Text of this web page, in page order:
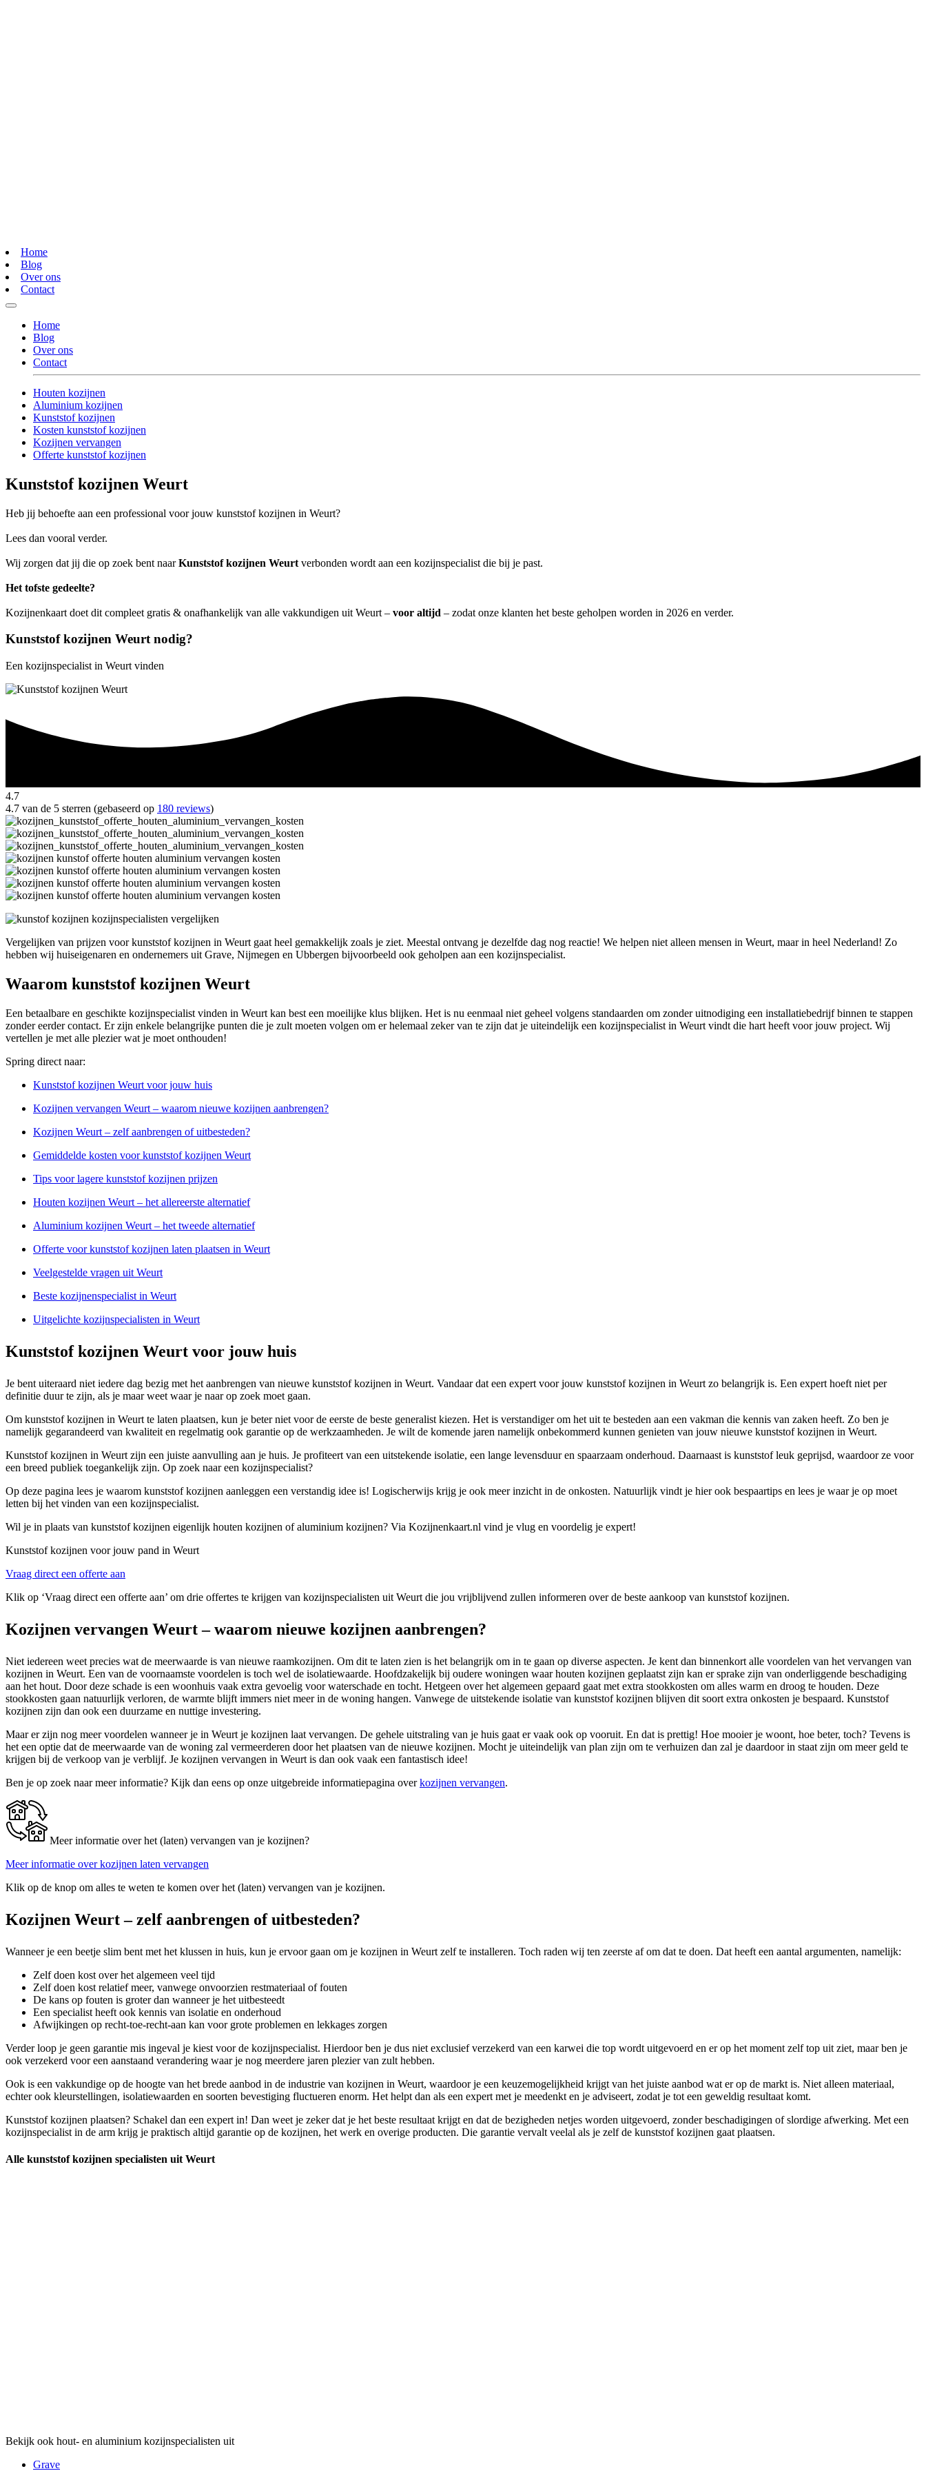
Home
Blog
Over ons
Contact
Home
Blog
Over ons
Contact
Houten kozijnen
Aluminium kozijnen
Kunststof kozijnen
Kosten kunststof kozijnen
Kozijnen vervangen
Offerte kunststof kozijnen
Kunststof kozijnen Weurt
Heb jij behoefte aan een professional voor jouw kunststof kozijnen in Weurt?
Lees dan vooral verder.
Wij zorgen dat jij die op zoek bent naarKunststof kozijnen Weurt verbonden wordt aan een kozijnspecialist die bij je past.
Het tofste gedeelte?
Kozijnenkaart doet dit compleet gratis & onafhankelijk van alle vakkundigen uit Weurt – voor altijd – zodat onze klanten het beste geholpen worden in 2026 en verder.
Kunststof kozijnen Weurt nodig?
Een kozijnspecialist in Weurt vinden
4.7
4.7 van de 5 sterren (gebaseerd op 180 reviews)
Vergelijken van prijzen voor kunststof kozijnen in Weurt gaat heel gemakkelijk zoals je ziet. Meestal ontvang je dezelfde dag nog reactie! We helpen niet alleen mensen in Weurt, maar in heel Nederland! Zo
hebben wij huiseigenaren en ondernemers uit Grave, Nijmegen en Ubbergen bijvoorbeeld ook geholpen aan een kozijnspecialist.
Waarom kunststof kozijnen Weurt
Een betaalbare en geschikte kozijnspecialist vinden in Weurt kan best een moeilijke klus blijken. Het is nu eenmaal niet geheel volgens standaarden om zonder uitnodiging een installatiebedrijf binnen te stappen
zonder eerder contact. Er zijn enkele belangrijke punten die je zult moeten volgen om er helemaal zeker van te zijn dat je uiteindelijk een kozijnspecialist in Weurt vindt die hart heeft voor jouw project. Wij
vertellen je met alle plezier wat je moet onthouden!
Spring direct naar:
Kunststof kozijnen Weurt voor jouw huis
Kozijnen vervangen Weurt – waarom nieuwe kozijnen aanbrengen?
Kozijnen Weurt – zelf aanbrengen of uitbesteden?
Gemiddelde kosten voor kunststof kozijnen Weurt
Tips voor lagere kunststof kozijnen prijzen
Houten kozijnen Weurt – het allereerste alternatief
Aluminium kozijnen Weurt – het tweede alternatief
Offerte voor kunststof kozijnen laten plaatsen in Weurt
Veelgestelde vragen uit Weurt
Beste kozijnenspecialist in Weurt
Uitgelichte kozijnspecialisten in Weurt
Kunststof kozijnen Weurt voor jouw huis
Je bent uiteraard niet iedere dag bezig met het aanbrengen van nieuwe kunststof kozijnen in Weurt. Vandaar dat een expert voor jouw kunststof kozijnen in Weurt zo belangrijk is. Een expert hoeft niet per
definitie duur te zijn, als je maar weet waar je naar op zoek moet gaan.
Om kunststof kozijnen in Weurt te laten plaatsen, kun je beter niet voor de eerste de beste generalist kiezen. Het is verstandiger om het uit te besteden aan een vakman die kennis van zaken heeft. Zo ben je
namelijk gegarandeerd van kwaliteit en regelmatig ook garantie op de werkzaamheden. Je wilt de komende jaren namelijk onbekommerd kunnen genieten van jouw nieuwe kunststof kozijnen in Weurt.
Kunststof kozijnen in Weurt zijn een juiste aanvulling aan je huis. Je profiteert van een uitstekende isolatie, een lange levensduur en spaarzaam onderhoud. Daarnaast is kunststof leuk geprijsd, waardoor ze voor
een breed publiek toegankelijk zijn. Op zoek naar een kozijnspecialist?
Op deze pagina lees je waarom kunststof kozijnen aanleggen een verstandig idee is! Logischerwijs krijg je ook meer inzicht in de onkosten. Natuurlijk vindt je hier ook bespaartips en lees je waar je op moet
letten bij het vinden van een kozijnspecialist.
Wil je in plaats van kunststof kozijnen eigenlijk houten kozijnen of aluminium kozijnen? Via Kozijnenkaart.nl vind je vlug en voordelig je expert!
Kunststof kozijnen voor jouw pand in Weurt
Vraag direct een offerte aan
Klik op ‘Vraag direct een offerte aan’ om drie offertes te krijgen van kozijnspecialisten uit Weurt die jou vrijblijvend zullen informeren over de beste aankoop van kunststof kozijnen.
Kozijnen vervangen Weurt – waarom nieuwe kozijnen aanbrengen?
Niet iedereen weet precies wat de meerwaarde is van nieuwe raamkozijnen. Om dit te laten zien is het belangrijk om in te gaan op diverse aspecten. Je kent dan binnenkort alle voordelen van het vervangen van
kozijnen in Weurt. Een van de voornaamste voordelen is toch wel de isolatiewaarde. Hoofdzakelijk bij oudere woningen waar houten kozijnen geplaatst zijn kan er sprake zijn van onderliggende beschadiging
aan het hout. Door deze schade is een woonhuis vaak extra gevoelig voor waterschade en tocht. Hetgeen over het algemeen gepaard gaat met extra stookkosten om alles warm en droog te houden. Deze
stookkosten gaan natuurlijk verloren, de warmte blijft immers niet meer in de woning hangen. Vanwege de uitstekende isolatie van kunststof kozijnen blijven dit soort extra onkosten je bespaard. Kunststof
kozijnen zijn dan ook een duurzame en nuttige investering.
Maar er zijn nog meer voordelen wanneer je in Weurt je kozijnen laat vervangen. De gehele uitstraling van je huis gaat er vaak ook op vooruit. En dat is prettig! Hoe mooier je woont, hoe beter, toch? Tevens is
het een optie dat de meerwaarde van de woning zal vermeerderen door het plaatsen van de nieuwe kozijnen. Mocht je uiteindelijk van plan zijn om te verhuizen dan zal je daardoor in staat zijn om meer geld te
krijgen bij de verkoop van je verblijf. Je kozijnen vervangen in Weurt is dan ook vaak een fantastisch idee!
Ben je op zoek naar meer informatie? Kijk dan eens op onze uitgebreide informatiepagina overkozijnen vervangen.
Meer informatie over het (laten) vervangen van je kozijnen?
Meer informatie over kozijnen laten vervangen
Klik op de knop om alles te weten te komen over het (laten) vervangen van je kozijnen.
Kozijnen Weurt – zelf aanbrengen of uitbesteden?
Wanneer je een beetje slim bent met het klussen in huis, kun je ervoor gaan om je kozijnen in Weurt zelf te installeren. Toch raden wij ten zeerste af om dat te doen. Dat heeft een aantal argumenten, namelijk:
Zelf doen kost over het algemeen veel tijd
Zelf doen kost relatief meer, vanwege onvoorzien restmateriaal of fouten
De kans op fouten is groter dan wanneer je het uitbesteedt
Een specialist heeft ook kennis van isolatie en onderhoud
Afwijkingen op recht-toe-recht-aan kan voor grote problemen en lekkages zorgen
Verder loop je geen garantie mis ingeval je kiest voor de kozijnspecialist. Hierdoor ben je dus niet exclusief verzekerd van een karwei die top wordt uitgevoerd en er op het moment zelf top uit ziet, maar ben je
ook verzekerd voor een aanstaand verandering waar je nog meerdere jaren plezier van zult hebben.
Ook is een vakkundige op de hoogte van het brede aanbod in de industrie van kozijnen in Weurt, waardoor je een keuzemogelijkheid krijgt van het juiste aanbod wat er op de markt is. Niet alleen materiaal,
echter ook kleurstellingen, isolatiewaarden en soorten bevestiging fluctueren enorm. Het helpt dan als een expert met je meedenkt en je adviseert, zodat je tot een geweldig resultaat komt.
Kunststof kozijnen plaatsen? Schakel dan een expert in! Dan weet je zeker dat je het beste resultaat krijgt en dat de bezigheden netjes worden uitgevoerd, zonder beschadigingen of slordige afwerking. Met een
kozijnspecialist in de arm krijg je praktisch altijd garantie op de kozijnen, het werk en overige producten. Die garantie vervalt veelal als je zelf de kunststof kozijnen gaat plaatsen.
Alle kunststof kozijnen specialisten uit Weurt
Bekijk ook hout- en aluminium kozijnspecialisten uit
Grave